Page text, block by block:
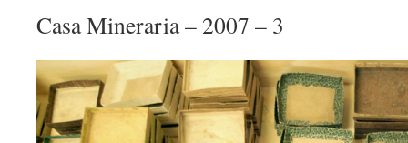
Casa Mineraria – 2007 – 3